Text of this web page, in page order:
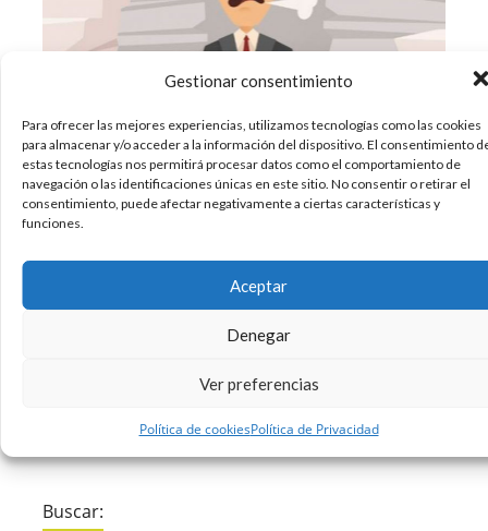
Gestionar consentimiento
Para ofrecer las mejores experiencias, utilizamos tecnologías como las cookies
para almacenar y/o acceder a la información del dispositivo. El consentimiento
estas tecnologías nos permitirá procesar datos como el comportamiento de
navegación o las identificaciones únicas en este sitio. No consentir o retirar el
consentimiento, puede afectar negativamente a ciertas características y
funciones.
Aceptar
Denegar
Ver preferencias
Política de cookiesPolítica de Privacidad
El estrés laboral sigue siendo uno de los grandes
problemas de la sociedad occidental del siglo XXI
y es que afecta al 60% de las personas que
grandes cantidades el estrés
Buscar: